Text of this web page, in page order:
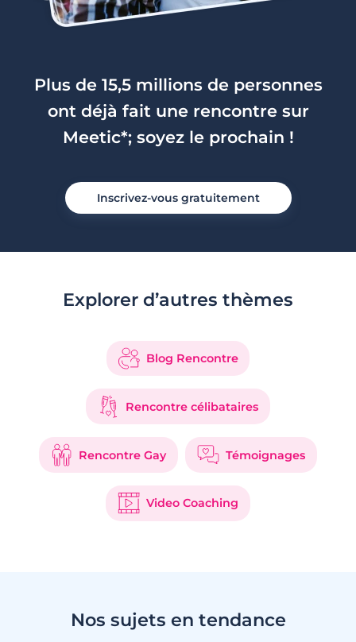
Plus de 15,5 millions de personnes
ont déjà fait une rencontre sur
Meetic*; soyez le prochain !
Inscrivez-vous gratuitement
Explorer d’autres thèmes
Blog Rencontre
Rencontre célibataires
Rencontre Gay Témoignages
Video Coaching
Nos sujets en tendance